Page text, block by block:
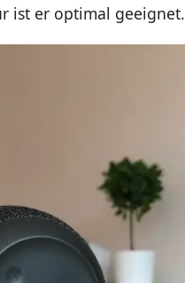
ist er optimal geeignet.